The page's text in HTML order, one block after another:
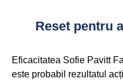
Reset pentru
Eficacitatea Sofie Pavitt
este probabil rezultatul